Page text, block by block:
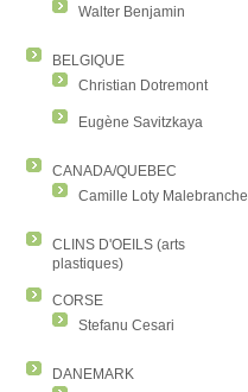
Walter Benjamin
BELGIQUE
Christian Dotremont
Eugène Savitzkaya
CANADA/QUEBEC
Camille Loty Malebranche
CLINS D'OEILS (arts
plastiques)
CORSE
Stefanu Cesari
DANEMARK